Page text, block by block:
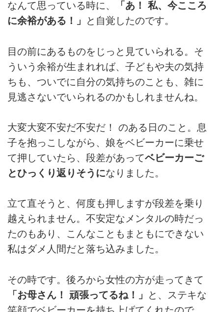
なんて思っている時に、
「あ！ 私、今こころ
に余裕がある！」
と自覚したのです。
目の前にあるものをじっと見ていられる。そ
ういう余裕が生まれれば、子どもや夫の気持
ちも、ついでに自分の気持ちのことも、雑に
見逃さないでいられるのかもしれませんね。
大変大変不安だ不安だ！ のある日のこと。息
子を抱っこしながら、娘をベビーカーに乗せ
て押していたら、段差があってベビーカーご
とひっくり返りそうになりました。
立て直そうと、何度も押しますが段差を乗り
越えられません。不安定なメンタルの時だっ
たのもあり、こんなこともまともにできない
私はダメ人間だと落ち込みました。
その時です。後ろから女性の方が走ってきて
「お母さん！ 頑張ってるね！」
と、ステキな